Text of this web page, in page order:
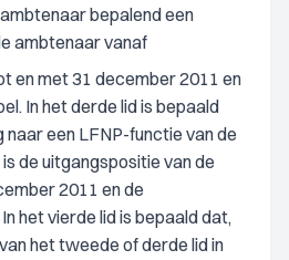
bepalend een
ambtenaar vanaf
en met 31 december 2011 en
In het derde lid is bepaald
een LFNP-functie van de
de uitgangspositie van de
2011 en de
het vierde lid is bepaald dat,
het tweede of derde lid in